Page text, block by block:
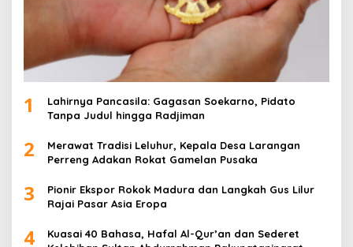
1
Lahirnya Pancasila: Gagasan Soekarno, Pidato
Tanpa Judul hingga Radjiman
2
Merawat Tradisi Leluhur, Kepala Desa Larangan
Perreng Adakan Rokat Gamelan Pusaka
3
Pionir Ekspor Rokok Madura dan Langkah Gus Lilur
Rajai Pasar Asia Eropa
4
Kuasai 40 Bahasa, Hafal Al-Qur’an dan Sederet